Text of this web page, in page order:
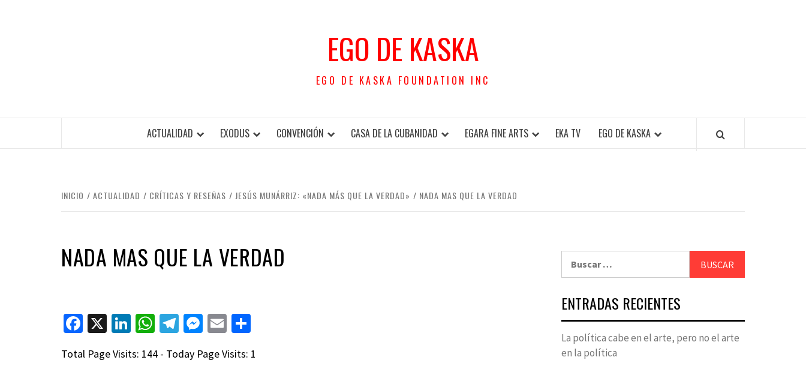
EGO DE KASKA
EGO DE KASKA FOUNDATION INC
ACTUALIDAD EXODUS CONVENCIÓN CASA DE LA CUBANIDAD EGARA FINE ARTS EKA TV EGO DE KASKA
INICIO ACTUALIDAD CRÍTICAS Y RESEÑAS JESÚS MUNÁRRIZ: «NADA MÁS QUE LA VERDAD» NADA MAS QUE LA VERDAD
NADA MAS QUE LA VERDAD
Facebook
X LinkedIn
WhatsApp
Telegram
Messenger
Email
Total Page Visits: 144 - Today Page Visits: 1
ENTRADAS RECIENTES
La política cabe en el arte, pero no el arte
en la política